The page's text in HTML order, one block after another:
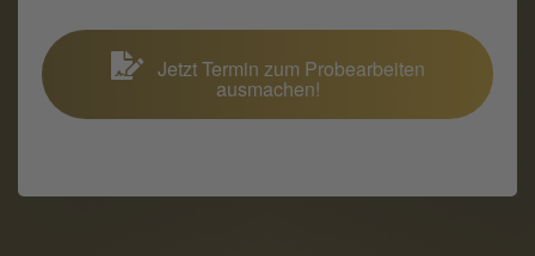
Jetzt Termin zum Probearbeiten
ausmachen!